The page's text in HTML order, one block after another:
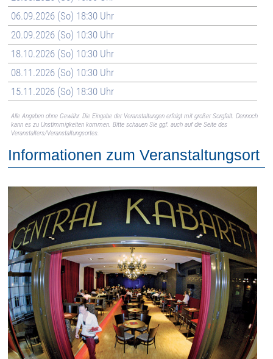
06.09.2026 (So) 18:30 Uhr
20.09.2026 (So) 10:30 Uhr
18.10.2026 (So) 10:30 Uhr
08.11.2026 (So) 10:30 Uhr
15.11.2026 (So) 18:30 Uhr
Alle Angaben ohne Gewähr. Die Eingabe der Veranstaltungen erfolgt mit großer Sorgfalt. Dennoch
kann es zu Unstimmigkeiten kommen. Bitte schauen Sie ggf. auch auf die Seite des
Veranstalters/Veranstaltungsortes.
Informationen zum Veranstaltungsort